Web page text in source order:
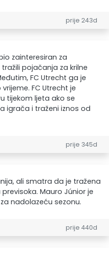
prije 243d
zainteresiran za
pojačanja za krilne
FC Utrecht ga je
FC Utrecht je
tijekom ljeta ako se
igrača i traženi iznos od
prije 345d
ali smatra da je tražena
Mauro Júnior je
nadolazeću sezonu.
prije 440d